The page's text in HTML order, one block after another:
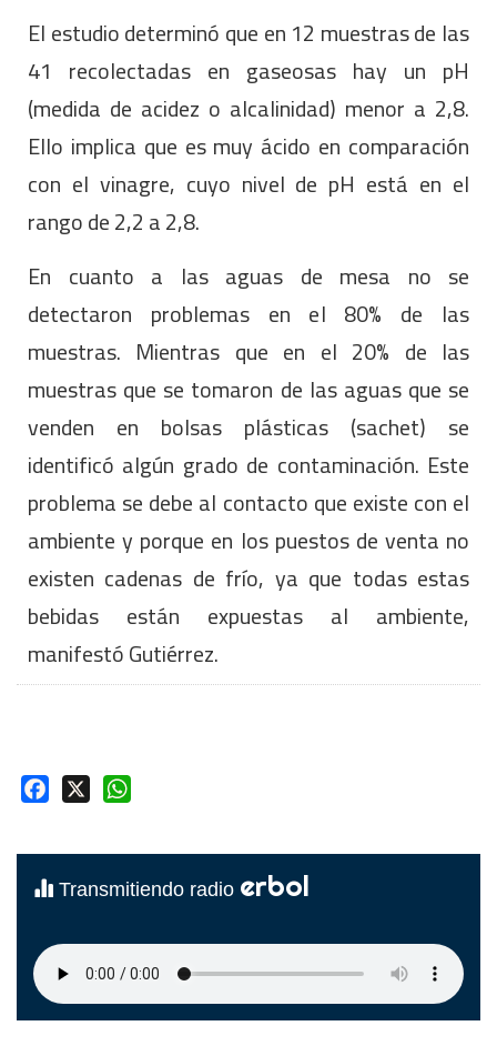
El estudio determinó que en 12 muestras de las
41 recolectadas en gaseosas hay un pH
(medida de acidez o alcalinidad) menor a 2,8.
Ello implica que es muy ácido en comparación
con el vinagre, cuyo nivel de pH está en el
rango de 2,2 a 2,8.
En cuanto a las aguas de mesa no se
detectaron problemas en el 80% de las
muestras. Mientras que en el 20% de las
muestras que se tomaron de las aguas que se
venden en bolsas plásticas (sachet) se
identificó algún grado de contaminación. Este
problema se debe al contacto que existe con el
ambiente y porque en los puestos de venta no
existen cadenas de frío, ya que todas estas
bebidas están expuestas al ambiente,
manifestó Gutiérrez.
Facebook
Transmitiendo radio erbol